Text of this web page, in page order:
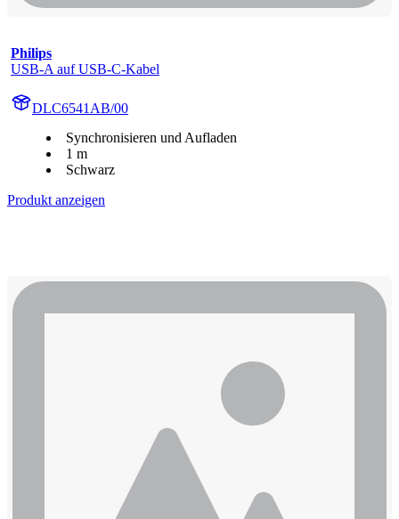
Philips
USB-A auf USB-C-Kabel
DLC6541AB/00
Synchronisieren und Aufladen
1 m
Schwarz
Produkt anzeigen